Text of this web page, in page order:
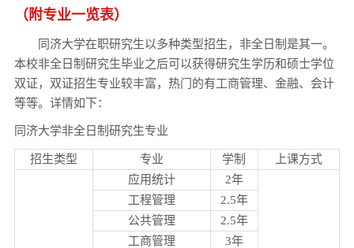
同济大学非全日制研究生招生专业目录一览表！
同济大学2018年非全日制专业学位硕士研究生招生安排
自考本科可以报考同济大学非全日制研究生MEM专业吗？
深度分析！同济大学非全日制研究生临床医学硕士专业招生对
象！
（附专业一览表）
同济大学在职研究生以多种类型招生，非全日制是其一。
本校非全日制研究生毕业之后可以获得研究生学历和硕士学位
双证，双证招生专业较丰富，热门的有工商管理、金融、会计
等等。详情如下：
同济大学非全日制研究生专业
招生类型 专业 学制 上课方式
应用统计 2年
工程管理
2.5年
公共管理
2.5年
工商管理
3年